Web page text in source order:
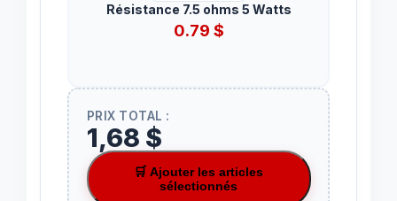
Résistance 7.5 ohms 5 Watts
0.79 $
PRIX TOTAL :
1,68 $
🛒 Ajouter les articles
sélectionnés